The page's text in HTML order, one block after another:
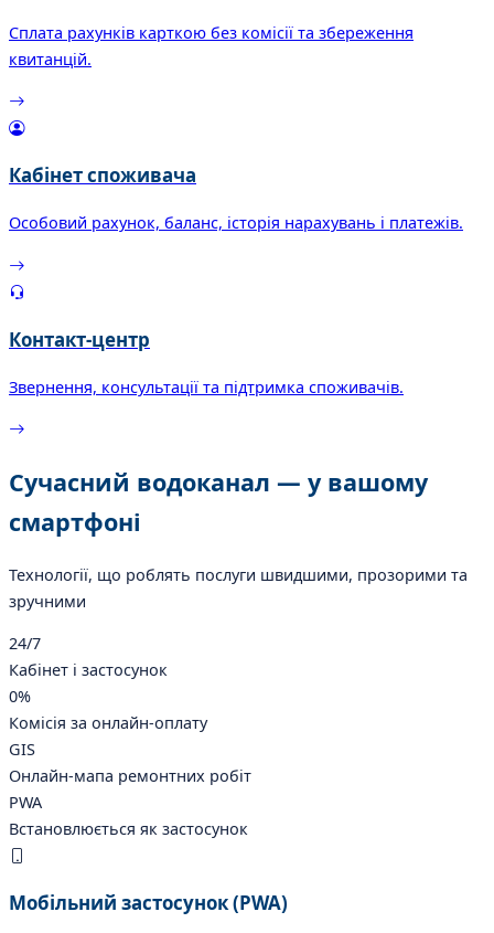
Сплата рахунків карткою без комісії та збереження
квитанцій.
Кабінет споживача
Особовий рахунок, баланс, історія нарахувань і платежів.
Контакт-центр
Звернення, консультації та підтримка споживачів.
Сучасний водоканал — у вашому
смартфоні
Технології, що роблять послуги швидшими, прозорими та
зручними
24/7
Кабінет і застосунок
0%
Комісія за онлайн-оплату
GIS
Онлайн-мапа ремонтних робіт
PWA
Встановлюється як застосунок
Мобільний застосунок (PWA)